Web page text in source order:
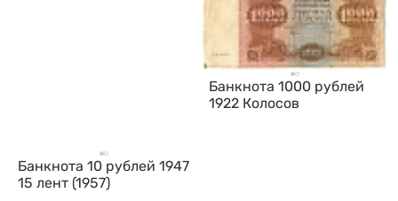
Банкнота 10 рублей 1947
15 лент (1957)
Банкнота 1000 рублей
1922 Колосов